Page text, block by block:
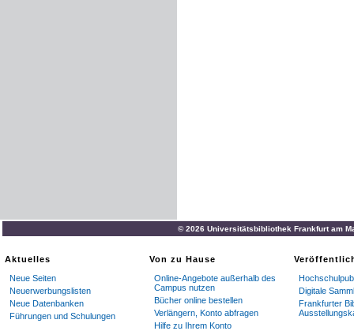
© 2026 Universitätsbibliothek Frankfurt am
Aktuelles
Neue Seiten
Neuerwerbungslisten
Neue Datenbanken
Führungen und Schulungen
Von zu Hause
Online-Angebote außerhalb des
Campus nutzen
Bücher online bestellen
Verlängern, Konto abfragen
Hilfe zu Ihrem Konto
Digitale
Frankfurter